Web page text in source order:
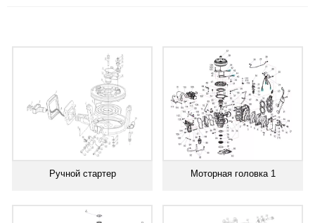
Ручной стартер Моторная головка 1